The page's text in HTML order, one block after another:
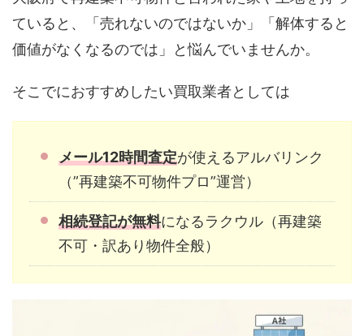
ていると、「売れないのではないか」「解体すると
価値がなくなるのでは」と悩んでいませんか。
そこでにおすすめしたい買取業者としては
メール12時間査定が使えるアルバリンク
（”再建築不可物件プロ”運営）
相続登記が無料になるラクウル（再建築
不可・訳あり物件全般）